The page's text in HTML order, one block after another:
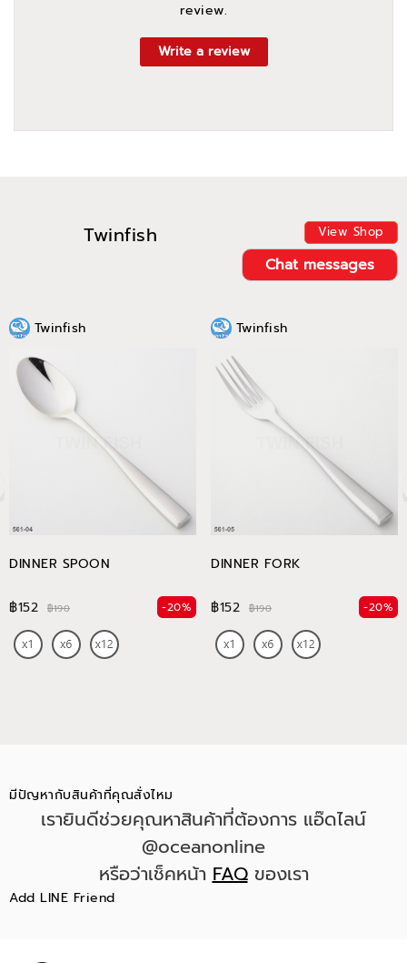
Twinfish View Shop
Chat messages
Twinfish
DINNER SPOON
฿152 ฿190 -20%
Twinfish
DINNER FORK
฿152 ฿190 -20%
review.
Write a review
มีปัญหากับสินค้าที่คุณสั่งไหม
เรายินดีช่วยคุณหาสินค้าที่ต้องการ แอ๊ดไลน์
@oceanonline
หรือว่าเช็คหน้าFAQของเรา
Add LINE Friend